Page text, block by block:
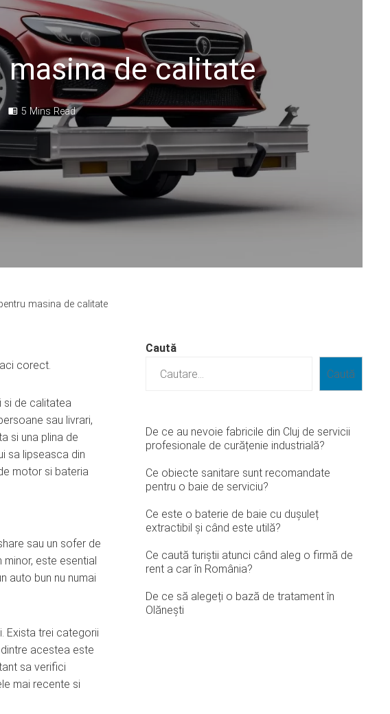
masina de calitate
5 Mins Read
masina de calitate
corect.
si de calitatea
sau livrari,
si una plina de
sa lipseasca din
motor si bateria
sau un sofer de
este esential
auto bun nu numai
Exista trei categorii
acestea este
sa verifici
mai recente si
Caută
Caută
De ce au nevoie fabricile din Cluj de servicii
profesionale de curățenie industrială?
Ce obiecte sanitare sunt recomandate
pentru o baie de serviciu?
Ce este o baterie de baie cu dușuleț
extractibil și când este utilă?
Ce caută turiștii atunci când aleg o firmă de
rent a car în România?
De ce să alegeți o bază de tratament în
Olănești